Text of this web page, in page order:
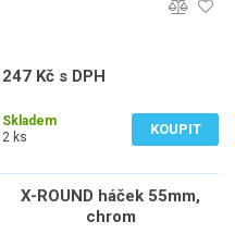
247 Kč s DPH
Skladem
2 ks
KOUPIT
X-ROUND háček 55mm,
chrom